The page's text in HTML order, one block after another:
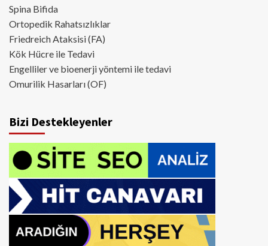
Spina Bifida
Ortopedik Rahatsızlıklar
Friedreich Ataksisi (FA)
Kök Hücre ile Tedavi
Engelliler ve bioenerji yöntemi ile tedavi
Omurilik Hasarları (OF)
Bizi Destekleyenler